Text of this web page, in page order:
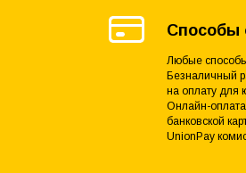
Способы
Любые
Безналичный
на оплату для
Онлайн-
банковской
UnionPay